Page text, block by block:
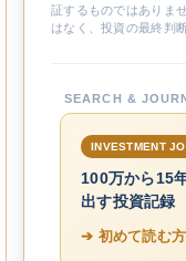
証するものではありま
はなく、投資の最終判
SEARCH &
INVESTMENT
100万から15
出す投資記録
➔ 初めて読む